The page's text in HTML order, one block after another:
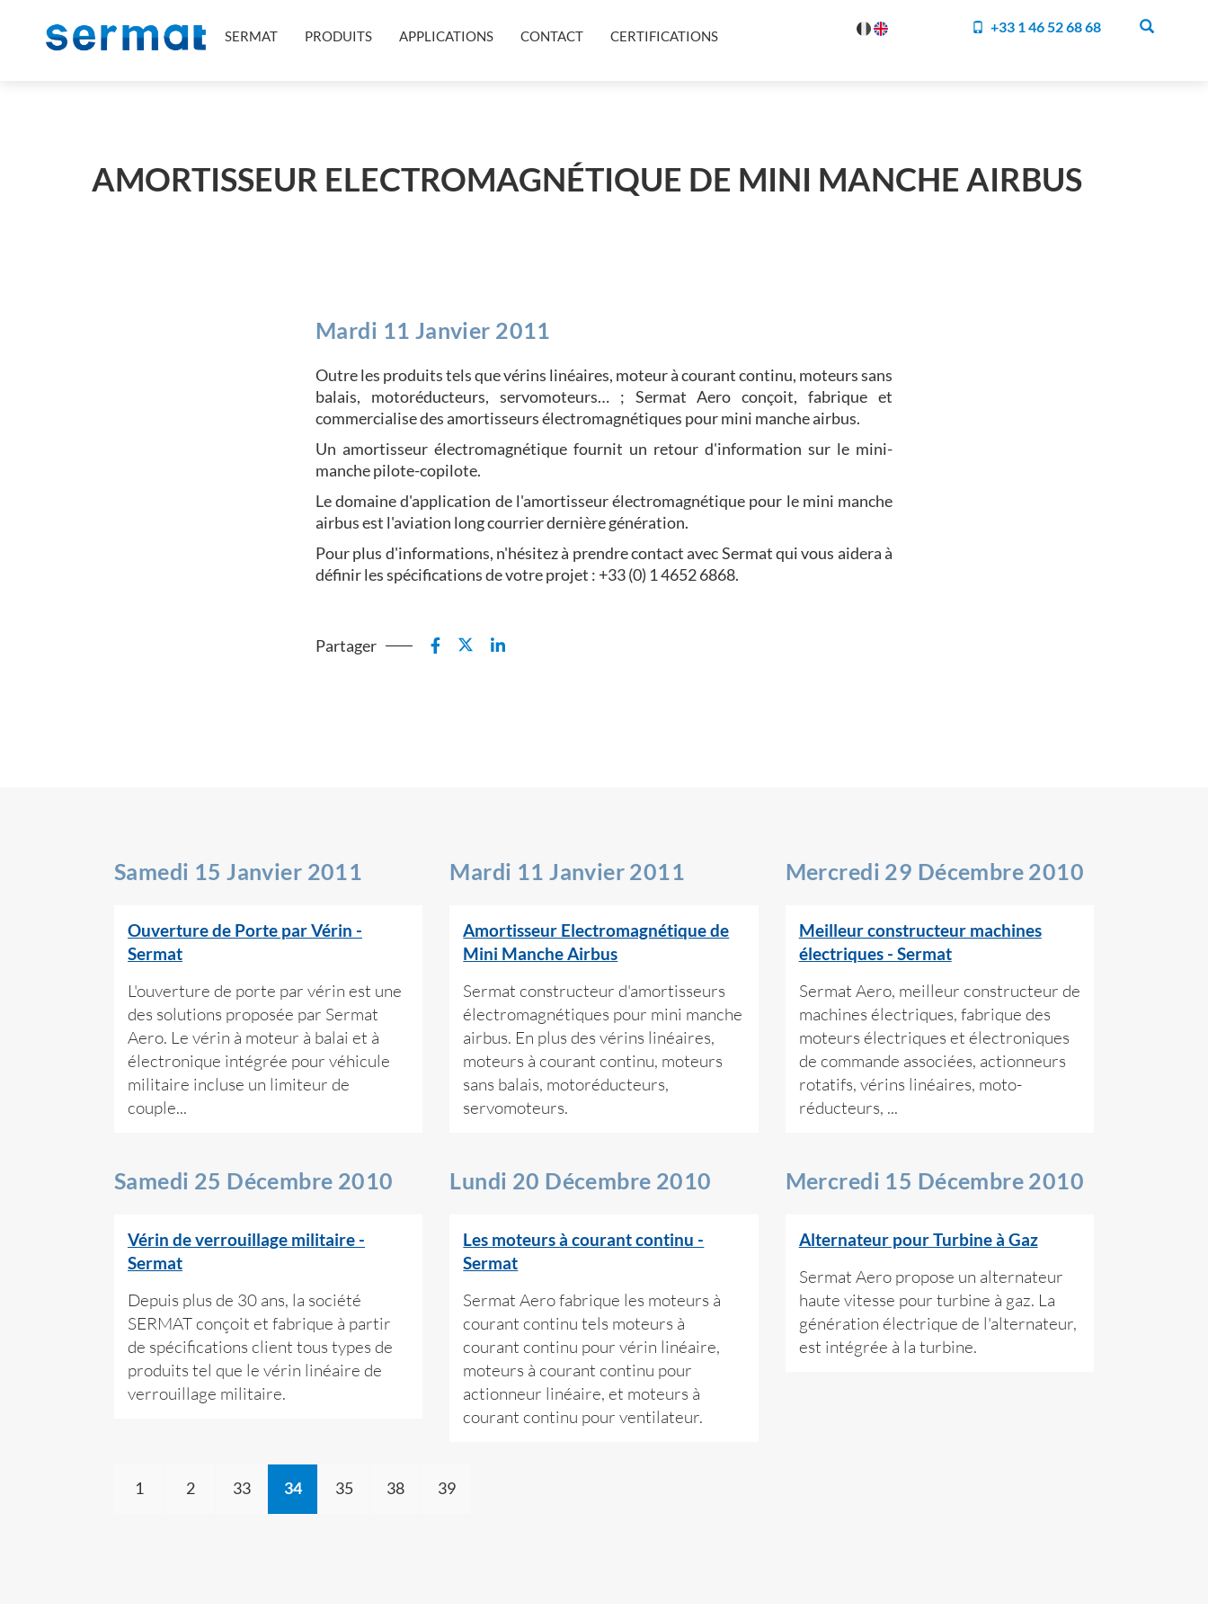
SERMAT PRODUITS APPLICATIONS CONTACT CERTIFICATIONS
+33 1 46 52 68 68
AMORTISSEUR ELECTROMAGNÉTIQUE DE MINI MANCHE AIRBUS
Mardi 11 Janvier 2011
Outre les produits tels que vérins linéaires, moteur à courant continu, moteurs sans
balais, motoréducteurs, servomoteurs… ; Sermat Aero conçoit, fabrique et
commercialise des amortisseurs électromagnétiques pour mini manche airbus.
Un amortisseur électromagnétique fournit un retour d'information sur le mini-
manche pilote-copilote.
Le domaine d'application de l'amortisseur électromagnétique pour le mini manche
airbus est l'aviation long courrier dernière génération.
Pour plus d'informations, n'hésitez à prendre contact avec Sermat qui vous aidera à
définir les spécifications de votre projet : +33 (0) 1 4652 6868.
Partager
Samedi 15 Janvier 2011
Ouverture de Porte par Vérin -
Sermat
L'ouverture de porte par vérin est une
des solutions proposée par Sermat
Aero. Le vérin à moteur à balai et à
électronique intégrée pour véhicule
militaire incluse un limiteur de
couple...
Samedi 25 Décembre 2010
Vérin de verrouillage militaire -
Sermat
Depuis plus de 30 ans, la société
SERMAT conçoit et fabrique à partir
de spécifications client tous types de
produits tel que le vérin linéaire de
verrouillage militaire.
Mardi 11 Janvier 2011
Amortisseur Electromagnétique de
Mini Manche Airbus
Sermat constructeur d'amortisseurs
électromagnétiques pour mini manche
airbus. En plus des vérins linéaires,
moteurs à courant continu, moteurs
sans balais, motoréducteurs,
servomoteurs.
Lundi 20 Décembre 2010
Les moteurs à courant continu -
Sermat
Sermat Aero fabrique les moteurs à
courant continu tels moteurs à
courant continu pour vérin linéaire,
moteurs à courant continu pour
actionneur linéaire, et moteurs à
courant continu pour ventilateur.
Mercredi 29 Décembre 2010
Meilleur constructeur machines
électriques - Sermat
Sermat Aero, meilleur constructeur de
machines électriques, fabrique des
moteurs électriques et électroniques
de commande associées, actionneurs
rotatifs, vérins linéaires, moto-
réducteurs, ...
Mercredi 15 Décembre 2010
Alternateur pour Turbine à Gaz
Sermat Aero propose un alternateur
haute vitesse pour turbine à gaz. La
génération électrique de l'alternateur,
est intégrée à la turbine.
1 2 33 34 35 38 39